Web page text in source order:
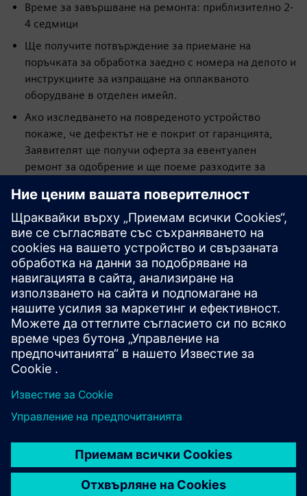
Време за завършване на ремонта: приблизително 2-
4 седмици
Ще получите потвърждение за приемане на
поръчката за обработка заедно с номера на делото и
инструкциите за изпращане на оплакваното
оборудване в отделен имейл.
Ако изследването на повреденото устройство
покаже, че дефектът не е покрит от гаранцията,
Заявителят ще получи оферта за евентуален
ремонт за одобрение и ще поеме разходите за
ВНИМАНИЕ!! МОЛЯ, НЕ ИЗПРАЩАЙТЕ ОБОРУДВАНЕТО
ПРЕДИ ДА ПОЛУЧИТЕ ПОТВЪРЖДЕНИЕ ЗА ПРИЕМАНЕ НА
ЖАЛБАТА. ПОТВЪРЖДЕНИЕТО ЩЕ СЪДЪРЖА ПРАВИЛНИЯ
АДРЕС ЗА ИЗПРАЩАНЕ НА ОПЛАКВАНИЯ ПРОДУКТ.
С подаването на формуляра потвърждавате, че сте
прочели процедурата по жалба на Siemens Sp. z o. o. и
нейното приемане. Ако имате въпроси или
притеснения относно попълването на формуляра,
моля свържете се с нас на: ics.pl@siemens.com